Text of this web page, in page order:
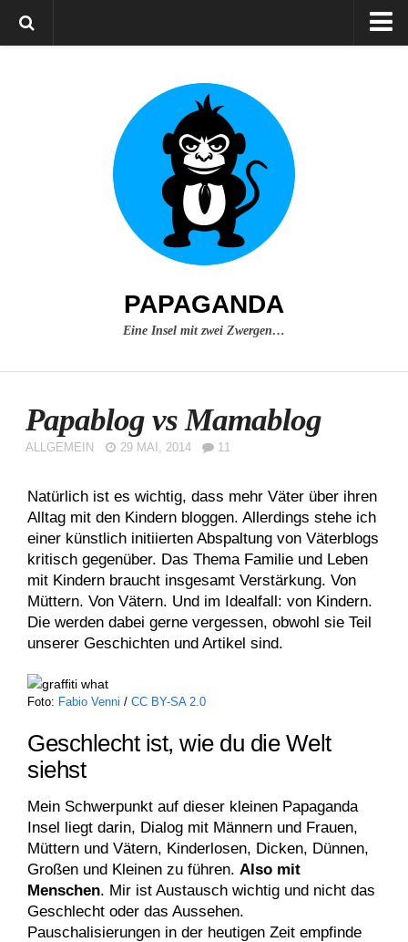
PAPAGANDA
Eine Insel mit zwei Zwergen…
Papablog vs Mamablog
ALLGEMEIN 29 MAI, 2014 11
Natürlich ist es wichtig, dass mehr Väter über ihren
Alltag mit den Kindern bloggen. Allerdings stehe ich
einer künstlich initiierten Abspaltung von Väterblogs
kritisch gegenüber. Das Thema Familie und Leben
mit Kindern braucht insgesamt Verstärkung. Von
Müttern. Von Vätern. Und im Idealfall: von Kindern.
Die werden dabei gerne vergessen, obwohl sie Teil
unserer Geschichten und Artikel sind.
Foto: Fabio Venni / CC BY-SA 2.0
Geschlecht ist, wie du die Welt
siehst
Mein Schwerpunkt auf dieser kleinen Papaganda
Insel liegt darin, Dialog mit Männern und Frauen,
Müttern und Vätern, Kinderlosen, Dicken, Dünnen,
Großen und Kleinen zu führen. Also mit
Menschen. Mir ist Austausch wichtig und nicht das
Geschlecht oder das Aussehen.
Pauschalisierungen in der heutigen Zeit empfinde